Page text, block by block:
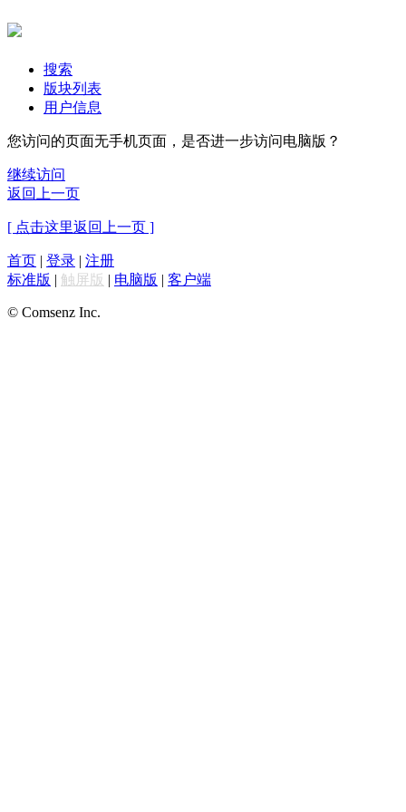
搜索
版块列表
用户信息
您访问的页面无手机页面，是否进一步访问电脑版？
继续访问
返回上一页
[ 点击这里返回上一页 ]
首页 | 登录 | 注册
标准版 | 触屏版 | 电脑版 | 客户端
© Comsenz Inc.